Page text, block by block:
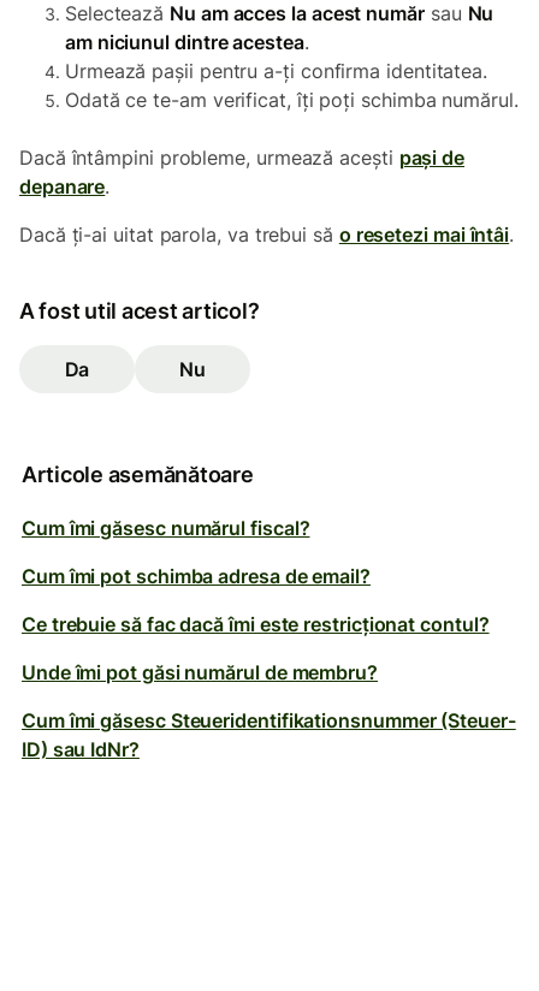
Selectează Nu am acces la acest numărsau Nu
am niciunul dintre acestea.
Urmează pașii pentru a-ți confirma identitatea.
Odată ce te-am verificat, îți poți schimba numărul.
Dacă întâmpini probleme, urmează acești pași de
depanare.
Dacă ți-ai uitat parola, va trebui să o resetezi mai întâi.
A fost util acest articol?
Da Nu
Articole asemănătoare
Cum îmi găsesc numărul fiscal?
Cum îmi pot schimba adresa de email?
Ce trebuie să fac dacă îmi este restricționat contul?
Unde îmi pot găsi numărul de membru?
Cum îmi găsesc Steueridentifikationsnummer (Steuer-
ID) sau IdNr?